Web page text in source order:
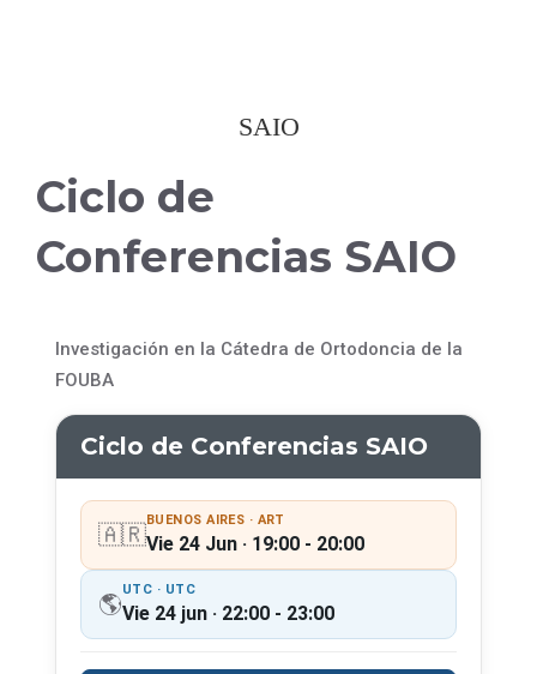
SAIO
Ciclo de
Conferencias SAIO
Investigación en la Cátedra de Ortodoncia de la
FOUBA
Ciclo de Conferencias SAIO
🇦🇷
BUENOS AIRES · ART
Vie 24 Jun · 19:00 - 20:00
🌎
UTC · UTC
Vie 24 jun · 22:00 - 23:00